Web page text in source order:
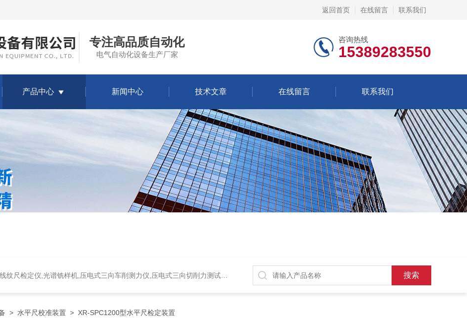
返回首页 在线留言 联系我们
专注高品质自动化
电气自动化设备生产厂家
咨询热线
15389283550
产品中心 新闻中心 技术文章 在线留言 联系我们
尺检定仪,光谱铣样机,压电式三向车削测力仪,压电式三向切削力测试系统
> 水平尺校准装置 > XR-SPC1200型水平尺检定装置